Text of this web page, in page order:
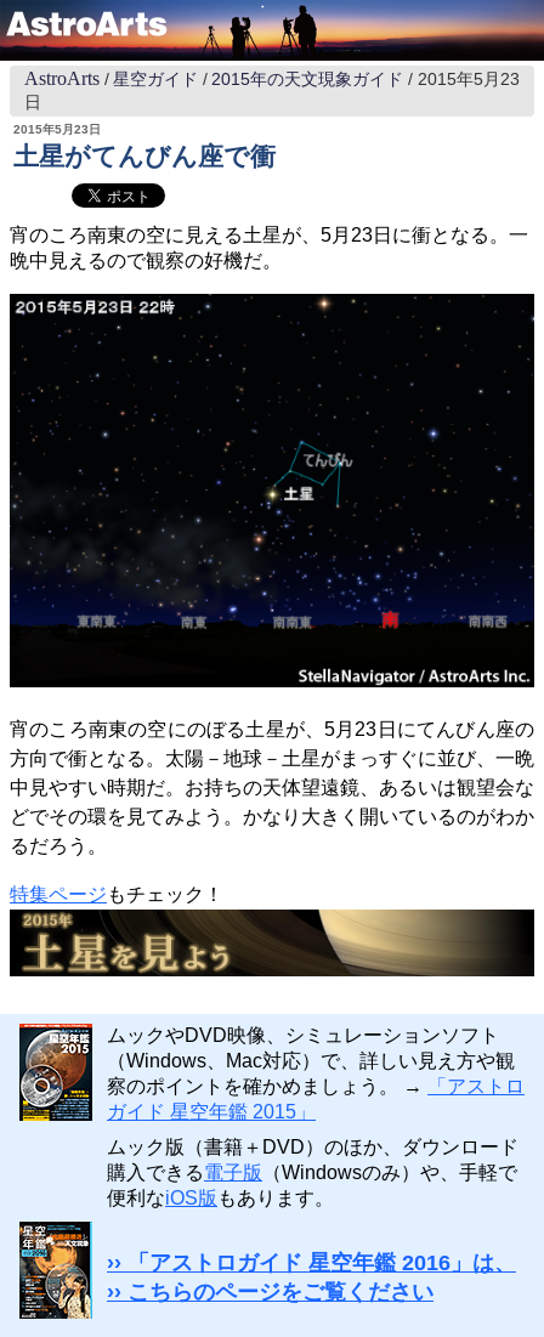
AstroArts 星空ガイド 2015年の天文現象ガイド
2015年5月23
日
2015年5月23日
土星がてんびん座で衝
宵のころ南東の空に見える土星が、5月23日に衝となる。一
晩中見えるので観察の好機だ。
宵のころ南東の空にのぼる土星が、5月23日にてんびん座の
方向で衝となる。太陽－地球－土星がまっすぐに並び、一晩
中見やすい時期だ。お持ちの天体望遠鏡、あるいは観望会な
どでその環を見てみよう。かなり大きく開いているのがわか
るだろう。
特集ページ もチェック！
ムックやDVD映像、シミュレーションソフト
（Windows、Mac対応）で、詳しい見え方や観
察のポイントを確かめましょう。 →
「アストロ
ガイド 星空年鑑 2015」
ムック版（書籍＋DVD）のほか、ダウンロード
購入できる電子版
（Windowsのみ）や、手軽で
便利なiOS版 もあります。
›› 「アストロガイド 星空年鑑 2016」は、
›› こちらのページをご覧ください